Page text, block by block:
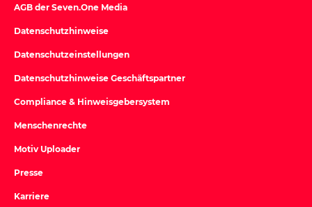
AGB der Seven.One Media
Datenschutzhinweise
Datenschutzeinstellungen
Datenschutzhinweise Geschäftspartner
Compliance & Hinweisgebersystem
Menschenrechte
Motiv Uploader
Presse
Karriere